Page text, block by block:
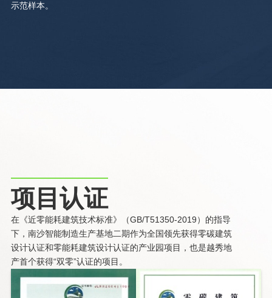
示范样本。
项目认证
在《近零能耗建筑技术标准》（GB/T51350-2019）的指导
下，南沙智能制造生产基地二期作为全国领先获得零碳建筑
设计认证和零能耗建筑设计认证的产业园项目，也是越秀地
产首个获得“双零”认证的项目。